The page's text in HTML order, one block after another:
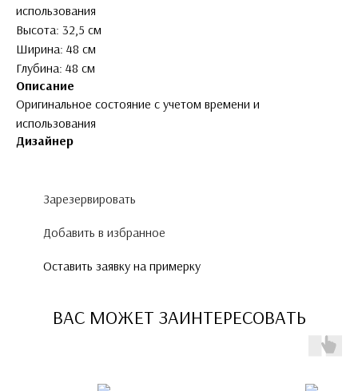
использования
Высота: 32,5 см
Ширина: 48 см
Глубина: 48 см
Описание
Оригинальное состояние с учетом времени и
использования
Дизайнер
Зарезервировать
Добавить в избранное
Оставить заявку на примерку
ВАС МОЖЕТ ЗАИНТЕРЕСОВАТЬ